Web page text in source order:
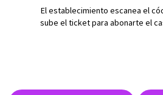
El establecimiento escanea el
sube el ticket para abonarte el